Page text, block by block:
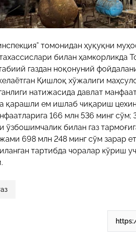
томонидан ҳуқуқни
билан ҳамкорликда
газдан ноқонуний
Қишлоқ хўжалиги
натижасида давлат
қарашли ем ишлаб чиқариш
166 млн 536 минг
билан газ
698 млн 248 минг сўм зарар
тартибда чоралар кўриш